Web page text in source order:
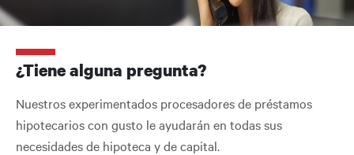
¿Tiene alguna pregunta?
Nuestros experimentados procesadores de préstamos
hipotecarios con gusto le ayudarán en todas sus
necesidades de hipoteca y de capital.